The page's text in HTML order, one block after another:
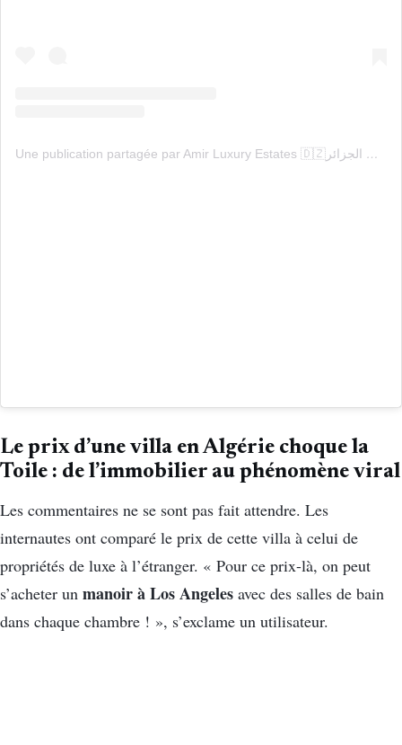
Une publication partagée par Amir Luxury Estates 🇩🇿عقارات الجزائر (@amirimmobilier)
Le prix d’une villa en Algérie choque la
Toile : de l’immobilier au phénomène viral
Les commentaires ne se sont pas fait attendre. Les
internautes ont comparé le prix de cette villa à celui de
propriétés de luxe à l’étranger. « Pour ce prix-là, on peut
s’acheter un manoir à Los Angeles avec des salles de bain
dans chaque chambre ! », s’exclame un utilisateur.